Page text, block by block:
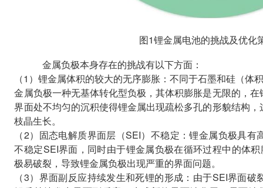
图1锂金属电池的挑战及优化
金属负极本身存在的挑战有以下方面：
（1）锂金属体积的较大的无序膨胀：不同于石墨和硅（体
金属负极一种无基体转化型负极，其体积膨胀是无限的，
界面处不均匀的沉积使得锂金属出现疏松多孔的形貌结构
枝晶生长。
（2）固态电解质界面层（SEI）不稳定：锂金属负极具
不稳定SEI界面，同时由于锂金属负极在循环过程中的体
极易破裂，导致锂金属负极出现严重的界面问题。
（3）界面副反应持续发生和死锂的形成：由于SEI界面